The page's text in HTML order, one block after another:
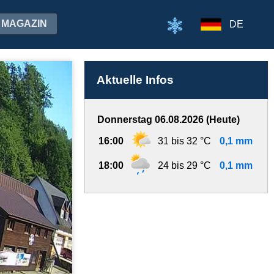
MAGAZIN DE
Aktuelle Infos
Donnerstag 06.08.2026 (Heute)
16:00 31 bis 32 °C 0,1 mm
18:00 24 bis 29 °C 0,1 mm